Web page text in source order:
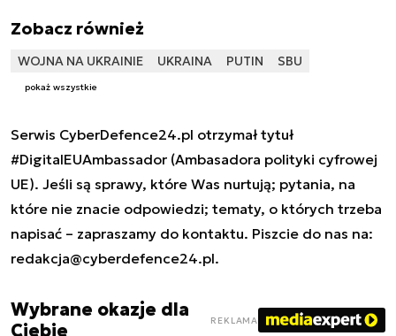
Zobacz również
WOJNA NA UKRAINIE UKRAINA PUTIN SBU
pokaż wszystkie
Serwis CyberDefence24.pl otrzymał tytuł
#DigitalEUAmbassador (Ambasadora polityki cyfrowej
UE). Jeśli są sprawy, które Was nurtują; pytania, na
które nie znacie odpowiedzi; tematy, o których trzeba
napisać – zapraszamy do kontaktu. Piszcie do nas na:
redakcja@cyberdefence24.pl.
Wybrane okazje dla
Ciebie
REKLAMA